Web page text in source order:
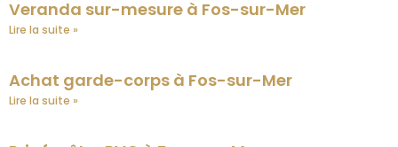
Veranda sur-mesure à Fos-sur-Mer
Lire la suite »
Achat garde-corps à Fos-sur-Mer
Lire la suite »